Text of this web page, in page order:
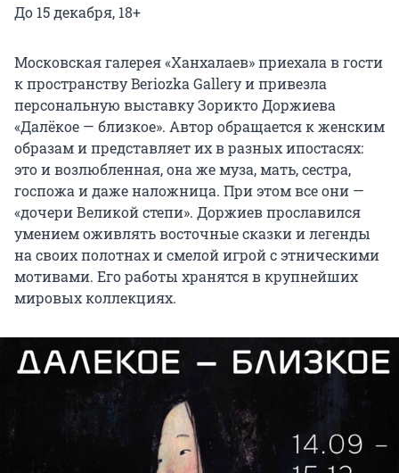
До 15 декабря, 18+
Московская галерея «Ханхалаев» приехала в гости
к пространству Beriozka Gallery и привезла
персональную выставку Зорикто Доржиева
«Далëкое — близкое». Автор обращается к женским
образам и представляет их в разных ипостасях:
это и возлюбленная, она же муза, мать, сестра,
госпожа и даже наложница. При этом все они —
«дочери Великой степи». Доржиев прославился
умением оживлять восточные сказки и легенды
на своих полотнах и смелой игрой с этническими
мотивами. Его работы хранятся в крупнейших
мировых коллекциях.